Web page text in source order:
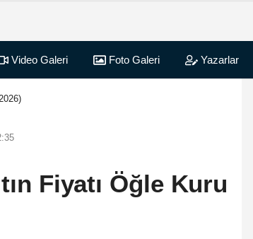
Video Galeri Foto Galeri Yazarlar
Fiyatı Öğle Kuru